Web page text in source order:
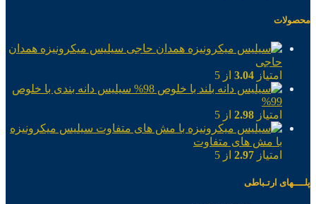
محصولات
سیلیس میکرونیزه همدان
حاجی
امتیاز 3.04 از 5
سیلیس دانه بندی با خلوص
99%
امتیاز 2.98 از 5
سیلیس میکرونیزه
با مش های متفاوت
امتیاز 2.97 از 5
پلــــهای ارتـباطی